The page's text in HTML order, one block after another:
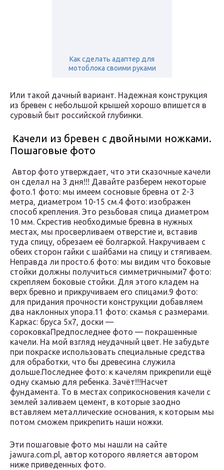
Как сделать адаптер для
мотоблока своими руками
Или такой дачный вариант. Надежная конструкция
из бревен с небольшой крышей хорошо впишется в
суровый быт российской глубинки.
Качели из бревен с двойными ножками.
Пошаговые фото
Автор фото утверждает, что эти сказочные качели
он сделал на 3 дня!!! Давайте разберем некоторые
фото.1 фото: мы имеем сосновые бревна от 2-3
метра, диаметром 10-15 см.4 фото: изображен
способ крепления. Это резьбовая спица диаметром
10 мм. Скрестив необходимые бревна в нужных
местах, мы просверливаем отверстие и, вставив
туда спицу, обрезаем её болгаркой. Накручиваем с
обеих сторон гайки с шайбами на спицу и стягиваем.
Неправда ли просто.6 фото: мы видим что боковые
стойки должны получиться симметричными7 фото:
скрепляем боковые стойки. Для этого кладем на
верх бревно и прикручиваем его спицами.9 фото:
для придания прочности конструкции добавляем
два наклонных упора.11 фото: скамья с размерами.
Каркас: бруса 5х7, доски —
сороковкаПредпоследнее фото — покрашенные
качели. На мой взгляд неудачный цвет. Не забудьте
при покраске использовать специальные средства
для обработки, что бы древесина служила
дольше.Последнее фото: к качелям прикрепили ещё
одну скамью для ребенка. Зачёт!!!Насчет
фундамента. То в местах соприкосновения качели с
землей заливаем цемент, в которые заодно
вставляем металлические основания, к которым мы
потом сможем прикрепить наши ножки.
Эти пошаговые фото мы нашли на сайте
jawura.com.pl, автор которого является автором
ниже приведенных фото.